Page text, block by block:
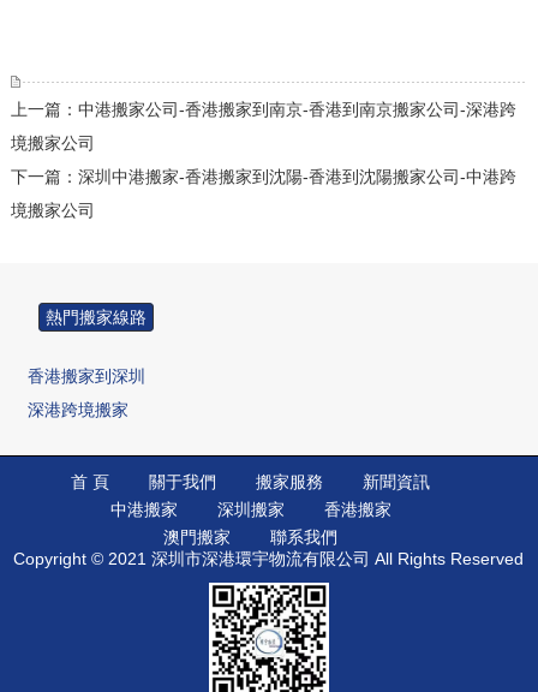
上一篇：中港搬家公司-香港搬家到南京-香港到南京搬家公司-深港跨
境搬家公司
下一篇：深圳中港搬家-香港搬家到沈陽-香港到沈陽搬家公司-中港跨
境搬家公司
熱門搬家線路
香港搬家到深圳
深港跨境搬家
香港搬家到深圳
香港搬家到佛山
首 頁 關于我們 搬家服務
新聞資訊
中港搬家
深圳搬家
香港搬家
澳門搬家
聯系我們
Copyright © 2021 深圳市深港環宇物流有限公司 All Rights Reserved